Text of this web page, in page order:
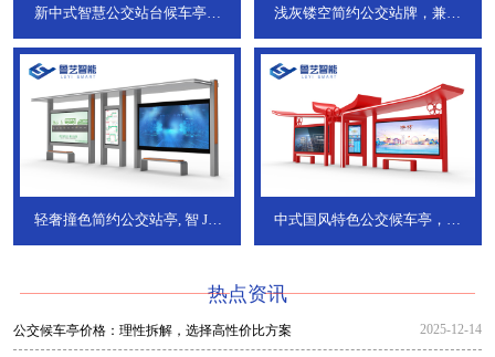
新中式智慧公交站台候车亭，
浅灰镂空简约公交站牌，兼具
轻奢撞色简约公交站亭, 智 JT-
中式国风特色公交候车亭，承
热点资讯
公交候车亭价格：理性拆解，选择高性价比方案 2025-12-14